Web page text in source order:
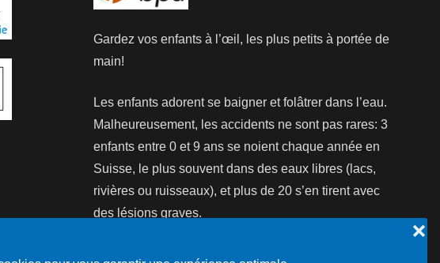
❌
Gardez vos enfants à l’œil, les plus petits à portée de
main!
Les enfants adorent se baigner et folâtrer dans l’eau.
Malheureusement, les accidents ne sont pas rares: 3
enfants entre 0 et 9 ans se noient chaque année en
Suisse, le plus souvent dans des eaux libres (lacs,
rivières ou ruisseaux), et plus de 20 s’en tirent avec
des lésions graves.